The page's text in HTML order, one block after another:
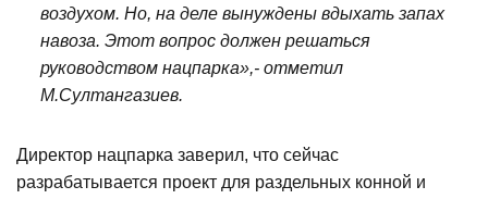
воздухом. Но, на деле вынуждены вдыхать запах
навоза. Этот вопрос должен решаться
руководством нацпарка»,- отметил
М.Султангазиев.
Директор нацпарка заверил, что сейчас
разрабатывается проект для раздельных конной и